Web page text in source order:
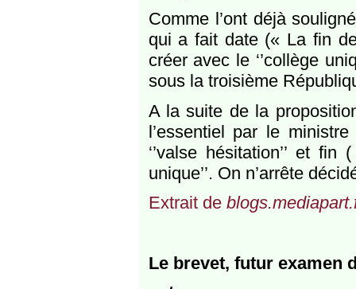
Comme l’ont déjà
qui a fait date (« La fin
créer avec le ‘’collège
sous la troisième
A la suite de la
l’essentiel par le
‘’valse hésitation’’ et
unique’’. On n’arrête
Extrait de
Le brevet, futur examen